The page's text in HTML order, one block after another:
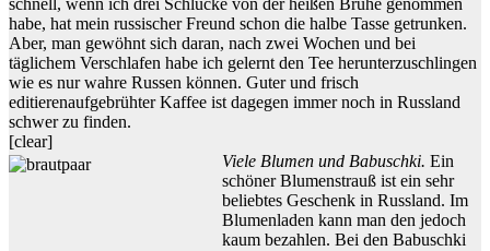
schnell, wenn ich drei Schlucke von der heißen Brühe genommen
habe, hat mein russischer Freund schon die halbe Tasse getrunken.
Aber, man gewöhnt sich daran, nach zwei Wochen und bei
täglichem Verschlafen habe ich gelernt den Tee herunterzuschlingen
wie es nur wahre Russen können. Guter und frisch
editierenaufgebrühter Kaffee ist dagegen immer noch in Russland
schwer zu finden.
[clear]
Viele Blumen und Babuschki. Ein
schöner Blumenstrauß ist ein sehr
beliebtes Geschenk in Russland. Im
Blumenladen kann man den jedoch
kaum bezahlen. Bei den Babuschki